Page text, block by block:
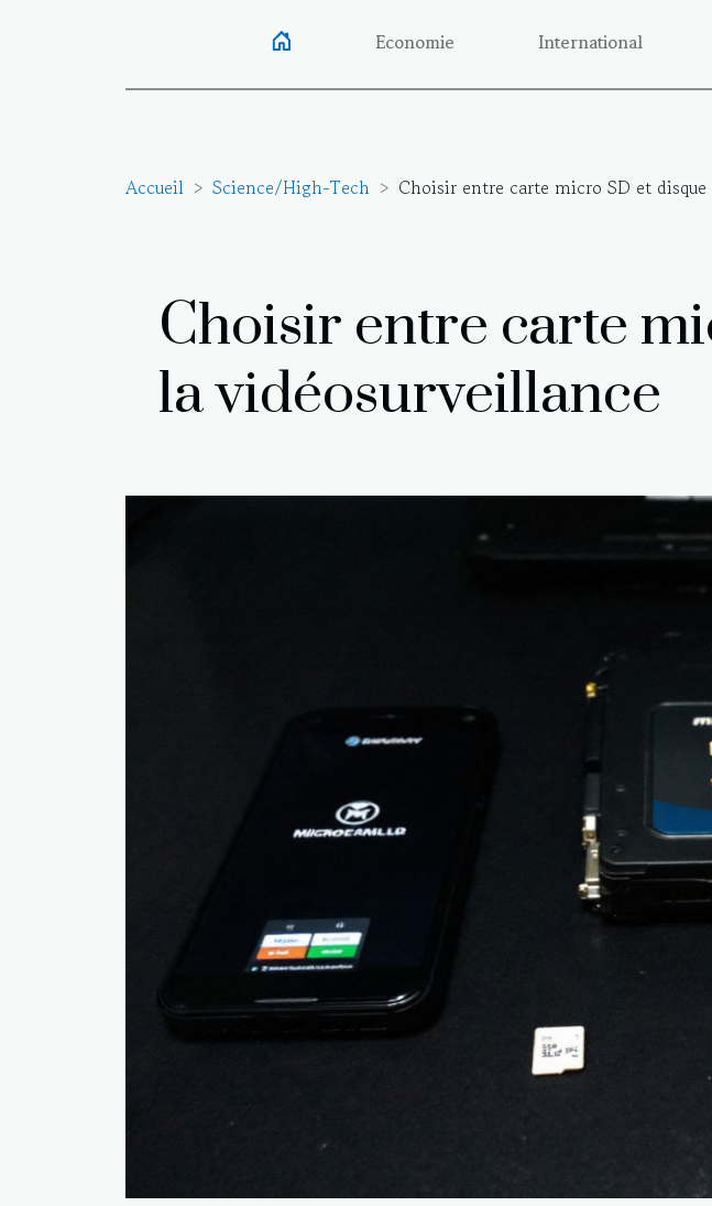
Economie International
Accueil Science/High-Tech Choisir entre carte micro SD et
Choisir entre carte
la vidéosurveillance